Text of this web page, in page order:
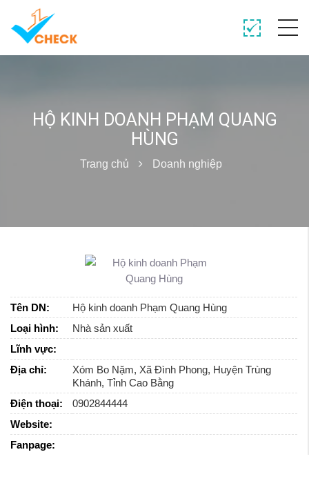
HỘ KINH DOANH PHẠM QUANG
HÙNG
Trang chủ Doanh nghiệp
Tên DN:
Hộ kinh doanh Phạm Quang Hùng
Loại hình:
Nhà sản xuất
Lĩnh vực:
Địa chỉ:
Xóm Bo Nặm, Xã Đình Phong, Huyện Trùng
Khánh, Tỉnh Cao Bằng
Điện thoại:
0902844444
Website:
Fanpage: